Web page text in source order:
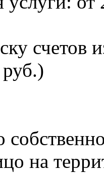
счетов
на